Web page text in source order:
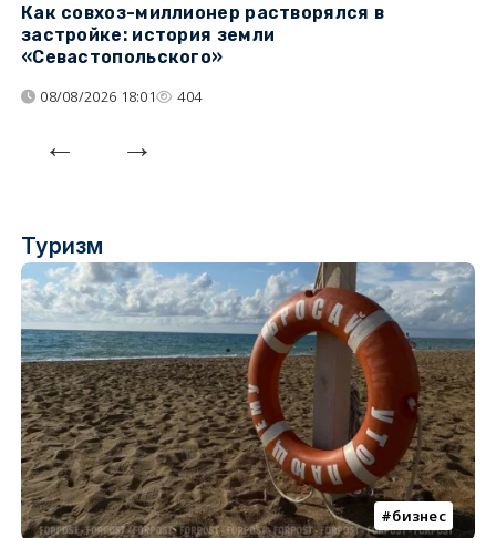
Как совхоз-миллионер растворялся в
застройке: история земли
«Севастопольского»
08/08/2026 18:01 404
Туризм
бизнес